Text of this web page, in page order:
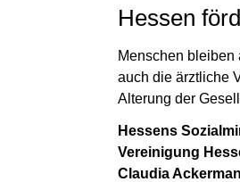
Hessen
Menschen bleiben
auch die ärztliche
Alterung der
Hessens
Vereinigung
Claudia